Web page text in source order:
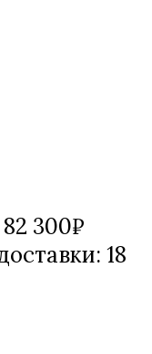
300₽
18